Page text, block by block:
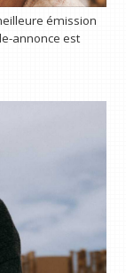
émission
annonce est